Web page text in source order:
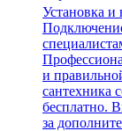
Установка и
и
сантехника
бесплатно.
за